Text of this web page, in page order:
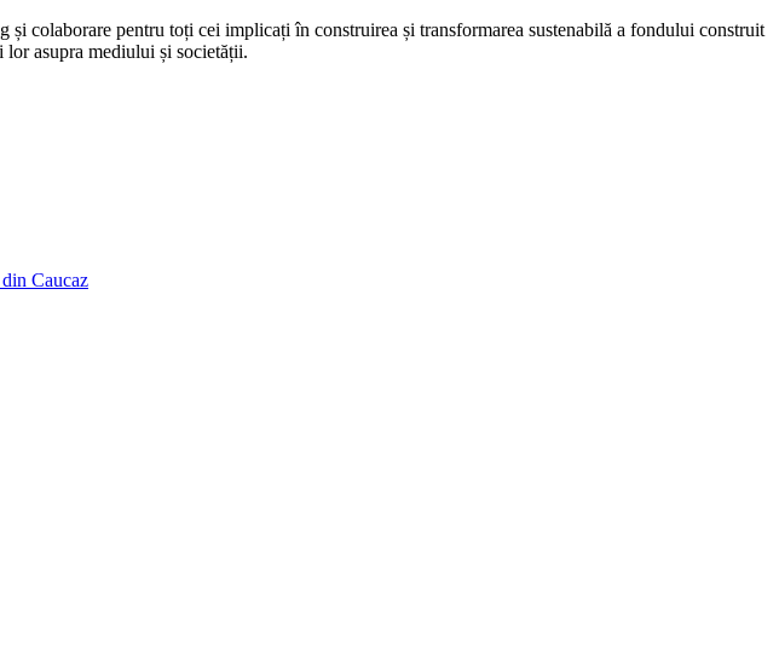
pentru toți cei implicați în construirea și transformarea sustenabilă a fondului construit
asupra mediului și societății.
Caucaz